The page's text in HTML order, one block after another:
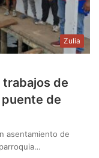
Zulia
trabajos de
de
asentamiento de